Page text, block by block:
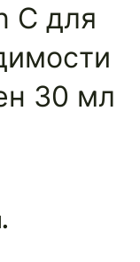
C для
30 мл